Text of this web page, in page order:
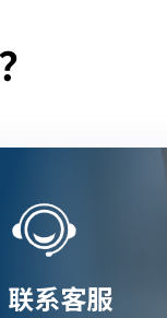
联系客服